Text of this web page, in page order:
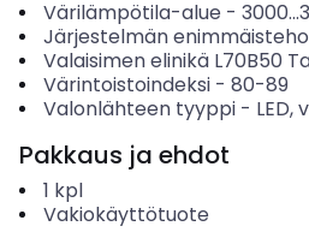
Värilämpötila-alue -
Järjestelmän enimmäisteho
Valaisimen elinikä L70B50
Värintoistoindeksi- 80-89
Valonlähteen tyyppi- LED,
Pakkaus ja ehdot
1 kpl
Vakiokäyttötuote